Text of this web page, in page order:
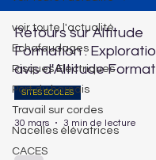
voir toute l'actualité
Echafaudages
Risques Electriques
Port du harnais
Travail sur cordes
Nacelles élévatrices
CACES
Retours sur Altitude
Formation :
avis d'Altitude
SITES ÉCOLES
30 mars 3 min de lecture